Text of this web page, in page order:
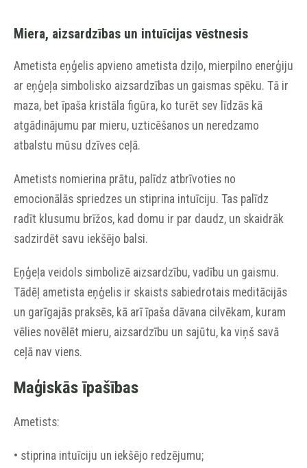
Miera, aizsardzības un intuīcijas vēstnesis
Ametista eņģelis apvieno ametista dziļo, mierpilno enerģiju
ar eņģeļa simbolisko aizsardzības un gaismas spēku. Tā ir
maza, bet īpaša kristāla figūra, ko turēt sev līdzās kā
atgādinājumu par mieru, uzticēšanos un neredzamo
atbalstu mūsu dzīves ceļā.
Ametists nomierina prātu, palīdz atbrīvoties no
emocionālās spriedzes un stiprina intuīciju. Tas palīdz
radīt klusumu brīžos, kad domu ir par daudz, un skaidrāk
sadzirdēt savu iekšējo balsi.
Eņģeļa veidols simbolizē aizsardzību, vadību un gaismu.
Tādēļ ametista eņģelis ir skaists sabiedrotais meditācijās
un garīgajās praksēs, kā arī īpaša dāvana cilvēkam, kuram
vēlies novēlēt mieru, aizsardzību un sajūtu, ka viņš savā
ceļā nav viens.
Maģiskās īpašības
Ametists:
• stiprina intuīciju un iekšējo redzējumu;